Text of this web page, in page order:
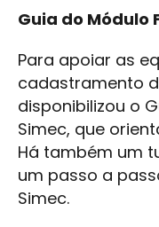
Guia do Módulo
Para apoiar as
cadastramento
disponibilizou o
Simec, que
Há também um
um passo a
Simec.